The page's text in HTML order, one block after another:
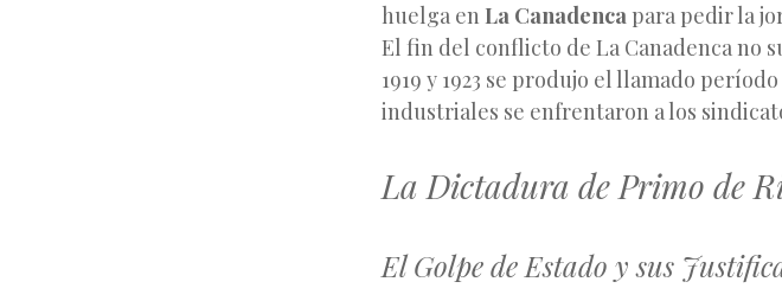
huelga en La Canadenca para pedir la
El fin del conflicto de La Canadenca no
1919 y 1923 se produjo el llamado
industriales se enfrentaron a los
La Dictadura de Primo de
El Golpe de Estado y sus